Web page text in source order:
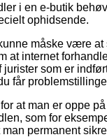
i en e-butik
ophidsende.
måske være
at internet
jurister som er
får
for at man er oppe
som for
permanent